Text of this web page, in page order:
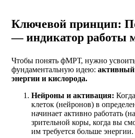
Ключевой принцип:
— индикатор работы
Чтобы понять фМРТ, нужно
фундаментальную идею: активный
энергии и кислорода.
Нейроны и активация:
клеток (нейронов) в
начинает активно работать
зрительной коры, когда вы
им требуется больше энергии.